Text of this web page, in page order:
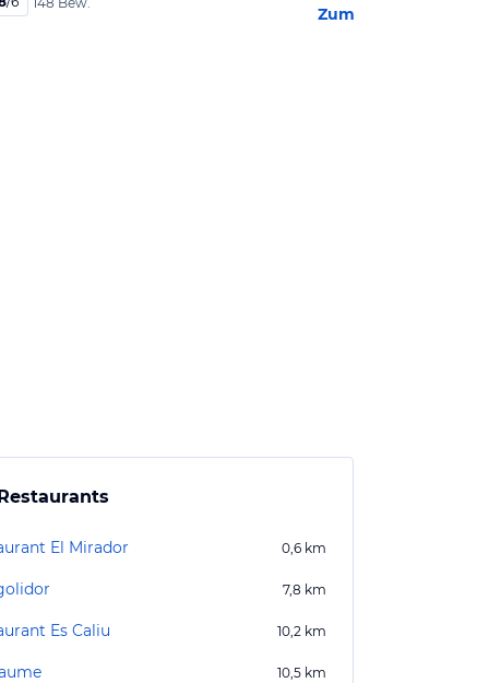
Zum Hotel
El Mirador 0,6 km
7,8 km
Es Caliu 10,2 km
10,5 km